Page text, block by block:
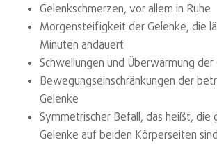
Gelenkschmerzen, vor allem in Ruhe
Morgensteifigkeit der Gelenke, die
Minuten andauert
Schwellungen und Überwärmung der
Bewegungseinschränkungen der
Gelenke
Symmetrischer Befall, das heißt, die
Gelenke auf beiden Körperseiten